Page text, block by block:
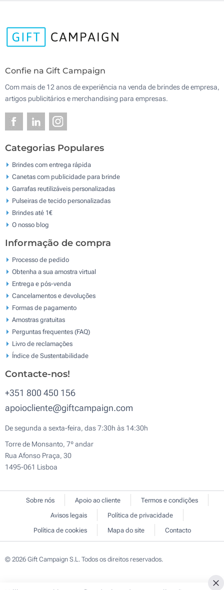
Confie na Gift Campaign
Com mais de 12 anos de experiência na venda de brindes de empresa,
artigos publicitários e merchandising para empresas.
Categorias Populares
Brindes com entrega rápida
Canetas com publicidade para brinde
Garrafas reutilizáveis personalizadas
Pulseiras de tecido personalizadas
Brindes até 1€
O nosso blog
Informação de compra
Processo de pedido
Obtenha a sua amostra virtual
Entrega e pós-venda
Cancelamentos e devoluções
Formas de pagamento
Amostras gratuitas
Perguntas frequentes (FAQ)
Livro de reclamaçōes
Índice de Sustentabilidade
Contacte-nos!
+351 800 450 156
apoiocliente@giftcampaign.com
De segunda a sexta-feira, das 7:30h às 14:30h
Torre de Monsanto, 7º andar
Rua Afonso Praça, 30
1495-061 Lisboa
Sobre nós Apoio ao cliente
Termos e condições
Avisos legais
Política de privacidade
Política de cookies
Mapa do site Contacto
© 2026 Gift Campaign S.L. Todos os direitos reservados.